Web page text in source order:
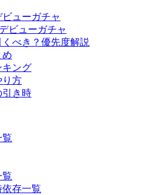
ューガチャ
ビューガチャ
べき？優先度解説
め
キング
り方
引き時
覧
覧
存一覧